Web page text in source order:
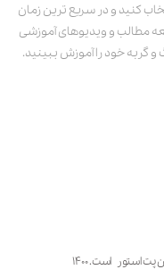
کنید و در سریع ترین زمان
مطالب و ویدیوهای آموزشی
گربه خود را آموزش ببینید.
استور است. ۱۴۰۰